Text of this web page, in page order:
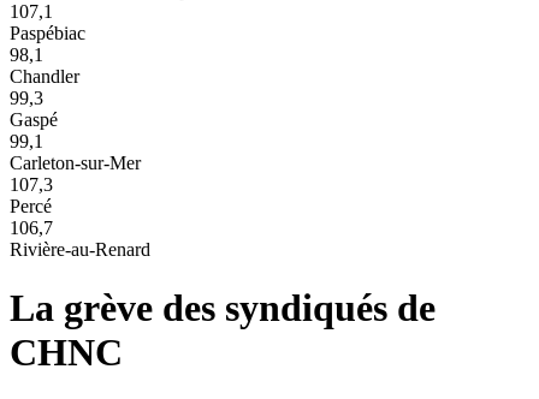
107,1
Paspébiac
98,1
Chandler
99,3
Gaspé
99,1
Carleton-sur-Mer
107,3
Percé
106,7
Rivière-au-Renard
La grève des syndiqués de
CHNC